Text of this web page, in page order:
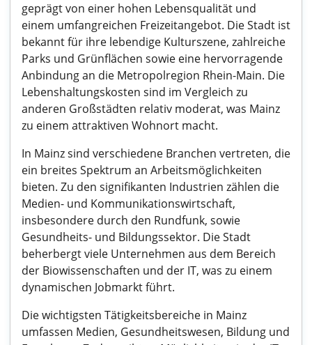
geprägt von einer hohen Lebensqualität und
einem umfangreichen Freizeitangebot. Die Stadt ist
bekannt für ihre lebendige Kulturszene, zahlreiche
Parks und Grünflächen sowie eine hervorragende
Anbindung an die Metropolregion Rhein-Main. Die
Lebenshaltungskosten sind im Vergleich zu
anderen Großstädten relativ moderat, was Mainz
zu einem attraktiven Wohnort macht.
In Mainz sind verschiedene Branchen vertreten, die
ein breites Spektrum an Arbeitsmöglichkeiten
bieten. Zu den signifikanten Industrien zählen die
Medien- und Kommunikationswirtschaft,
insbesondere durch den Rundfunk, sowie
Gesundheits- und Bildungssektor. Die Stadt
beherbergt viele Unternehmen aus dem Bereich
der Biowissenschaften und der IT, was zu einem
dynamischen Jobmarkt führt.
Die wichtigsten Tätigkeitsbereiche in Mainz
umfassen Medien, Gesundheitswesen, Bildung und